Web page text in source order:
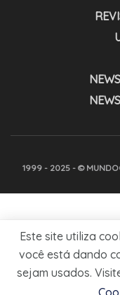
1999 - 2025 - ©
Este site utiliza
você está dando
sejam usados.